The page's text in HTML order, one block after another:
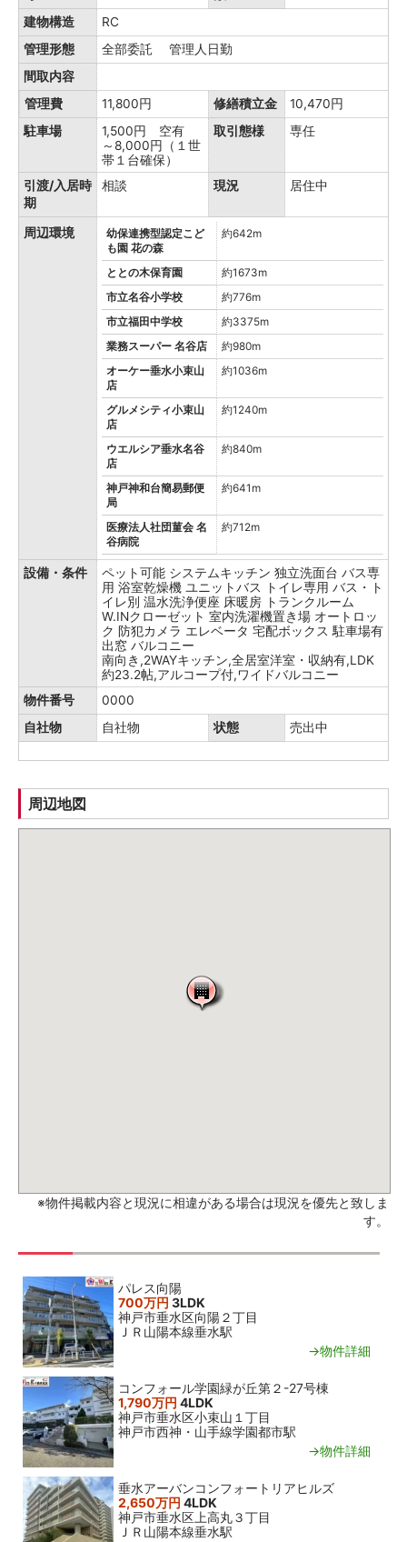
建物構造
RC
管理形態
全部委託 管理人日勤
間取内容
管理費
11,800円 修繕積立金
10,470円
駐車場
1,500円 空有
～8,000円（１世
帯１台確保）
取引態様 専任
引渡/入居時
期
相談 現況 居住中
周辺環境
幼保連携型認定こど
も園 花の森
約642m
ととの木保育園
約1673m
市立名谷小学校
約776m
市立福田中学校
約3375m
業務スーパー 名谷店
約980m
オーケー垂水小束山
店
約1036m
グルメシティ小束山
店
約1240m
ウエルシア垂水名谷
店
約840m
神戸神和台簡易郵便
局
約641m
医療法人社団菫会 名
谷病院
約712m
設備・条件 ペット可能 システムキッチン 独立洗面台 バス専
用 浴室乾燥機 ユニットバス トイレ専用 バス・ト
イレ別 温水洗浄便座 床暖房 トランクルーム
W.INクローゼット 室内洗濯機置き場 オートロッ
ク 防犯カメラ エレベータ 宅配ボックス 駐車場有
出窓 バルコニー
南向き,2WAYキッチン,全居室洋室・収納有,LDK
約23.2帖,アルコープ付,ワイドバルコニー
物件番号
0000
自社物
自社物 状態 売出中
周辺地図
※物件掲載内容と現況に相違がある場合は現況を優先と致しま
す。
パレス向陽
700万円 3LDK
神戸市垂水区向陽２丁目
ＪＲ山陽本線垂水駅
→物件詳細
コンフォール学園緑が丘第２-27号棟
1,790万円 4LDK
神戸市垂水区小束山１丁目
神戸市西神・山手線学園都市駅
→物件詳細
垂水アーバンコンフォートリアヒルズ
2,650万円 4LDK
神戸市垂水区上高丸３丁目
ＪＲ山陽本線垂水駅